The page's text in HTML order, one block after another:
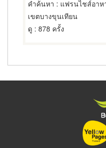
คำค้นหา : แฟรนไชส์อา
เขตบางขุนเทียน
ดู : 878 ครั้ง